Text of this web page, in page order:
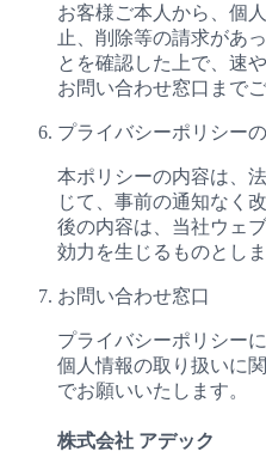
お客様ご本人から、個
止、削除等の請求があ
とを確認した上で、速
お問い合わせ窓口まで
プライバシーポリシー
本ポリシーの内容は、
じて、事前の通知なく
後の内容は、当社ウェ
効力を生じるものとしま
お問い合わせ窓口
プライバシーポリシー
個人情報の取り扱いに
でお願いいたします。
株式会社 アデック